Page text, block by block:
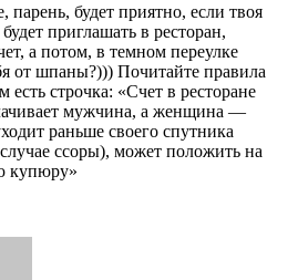
парень, будет приятно, если твоя
приглашать в ресторан,
а потом, в темном переулке
от шпаны?))) Почитайте правила
есть строчка: «Счет в ресторане
мужчина, а женщина —
раньше своего спутника
ссоры), может положить на
купюру»